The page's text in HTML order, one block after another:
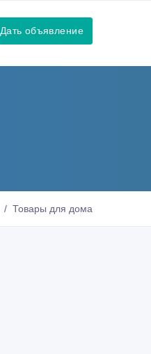
Дать объявление
Товары для дома